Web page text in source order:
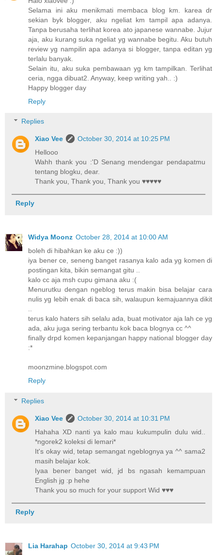
Selama ini aku menikmati membaca blog km. karea dr
sekian byk blogger, aku ngeliat km tampil apa adanya.
Tanpa berusaha terlihat korea ato japanese wannabe. Jujur
aja, aku kurang suka ngeliat yg wannabe begitu. Aku butuh
review yg nampilin apa adanya si blogger, tanpa editan yg
terlalu banyak.
Selain itu, aku suka pembawaan yg km tampilkan. Terlihat
ceria, ngga dibuat2. Anyway, keep writing yah.. :)
Happy blogger day
Reply
Replies
Xiao Vee
October 30, 2014 at 10:25 PM
Hellooo
Wahh thank you :'D Senang mendengar pendapatmu
tentang blogku, dear.
Thank you, Thank you, Thank you ♥♥♥♥♥
Reply
Widya Moonz October 28, 2014 at 10:00 AM
boleh di hibahkan ke aku ce :))
iya bener ce, seneng banget rasanya kalo ada yg komen di
postingan kita, bikin semangat gitu ..
kalo cc aja msh cupu gimana aku :(
Menurutku dengan ngeblog terus makin bisa belajar cara
nulis yg lebih enak di baca sih, walaupun kemajuannya dikit
..
terus kalo haters sih selalu ada, buat motivator aja lah ce yg
ada, aku juga sering terbantu kok baca blognya cc ^^
finally drpd komen kepanjangan happy national blogger day
:*
moonzmine.blogspot.com
Reply
Replies
Xiao Vee
October 30, 2014 at 10:31 PM
Hahaha XD nanti ya kalo mau kukumpulin dulu wid..
*ngorek2 koleksi di lemari*
It's okay wid, tetap semangat ngeblognya ya ^^ sama2
masih belajar kok.
Iyaa bener banget wid, jd bs ngasah kemampuan
English jg :p hehe
Thank you so much for your support Wid ♥♥♥
Reply
Lia Harahap October 30, 2014 at 9:43 PM